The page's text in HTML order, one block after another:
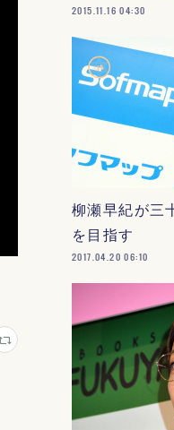
2015.11.16 04:30
柳瀬早紀が三
を目指す
2017.04.20 06:10